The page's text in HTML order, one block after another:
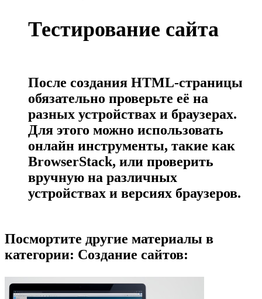
Тестирование сайта
После создания HTML-страницы
обязательно проверьте её на
разных устройствах и браузерах.
Для этого можно использовать
онлайн инструменты, такие как
BrowserStack, или проверить
вручную на различных
устройствах и версиях браузеров.
Посмортите другие материалы в
категории: Создание сайтов: